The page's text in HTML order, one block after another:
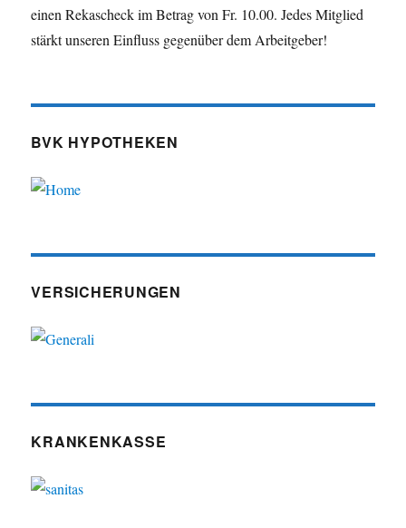
einen Rekascheck im Betrag von Fr. 10.00. Jedes Mitglied
stärkt unseren Einfluss gegenüber dem Arbeitgeber!
BVK HYPOTHEKEN
VERSICHERUNGEN
KRANKENKASSE